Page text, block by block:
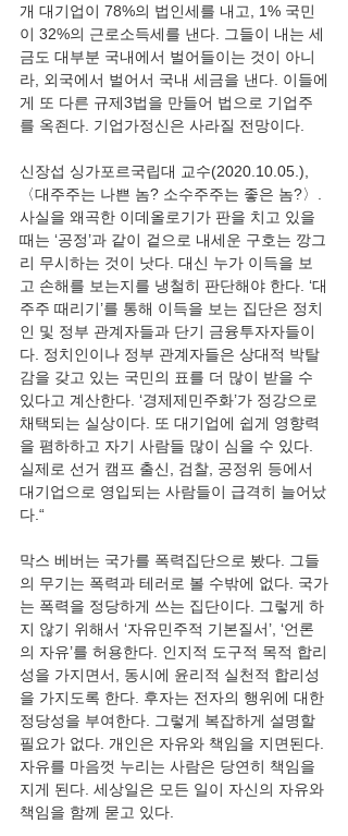
개 대기업이 78%의 법인세를 내고, 1% 국민
이 32%의 근로소득세를 낸다. 그들이 내는 세
금도 대부분 국내에서 벌어들이는 것이 아니
라, 외국에서 벌어서 국내 세금을 낸다. 이들에
게 또 다른 규제3법을 만들어 법으로 기업주
신장섭 싱가포르국립대 교수(2020.10.05.),
〈대주주는 나쁜 놈? 소수주주는 좋은 놈?〉.
사실을 왜곡한 이데올로기가 판을 치고 있을
때는 ‘공정’과 같이 겉으로 내세운 구호는 깡그
리 무시하는 것이 낫다. 대신 누가 이득을 보
고 손해를 보는지를 냉철히 판단해야 한다. ‘대
주주 때리기’를 통해 이득을 보는 집단은 정치
인 및 정부 관계자들과 단기 금융투자자들이
다. 정치인이나 정부 관계자들은 상대적 박탈
감을 갖고 있는 국민의 표를 더 많이 받을 수
있다고 계산한다. ‘경제제민주화’가 정강으로
채택되는 실상이다. 또 대기업에 쉽게 영향력
을 폄하하고 자기 사람들 많이 심을 수 있다.
실제로 선거 캠프 출신, 검찰, 공정위 등에서
대기업으로 영입되는 사람들이 급격히 늘어났
막스 베버는 국가를 폭력집단으로 봤다. 그들
의 무기는 폭력과 테러로 볼 수밖에 없다. 국가
는 폭력을 정당하게 쓰는 집단이다. 그렇게 하
지 않기 위해서 ‘자유민주적 기본질서’, ‘언론
의 자유’를 허용한다. 인지적 도구적 목적 합리
성을 가지면서, 동시에 윤리적 실천적 합리성
을 가지도록 한다. 후자는 전자의 행위에 대한
정당성을 부여한다. 그렇게 복잡하게 설명할
필요가 없다. 개인은 자유와 책임을 지면된다.
자유를 마음껏 누리는 사람은 당연히 책임을
지게 된다. 세상일은 모든 일이 자신의 자유와